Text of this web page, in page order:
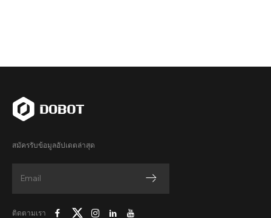
สมัครรับข้อมูลอัปเดตล่าสุด
ติดตามเรา